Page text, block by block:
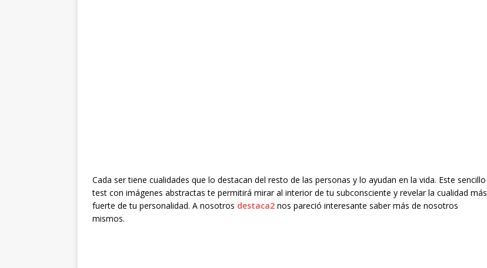
Cada ser tiene cualidades que lo destacan del resto de las personas y lo ayudan en la vida. Este sencillo
test con imágenes abstractas te permitirá mirar al interior de tu subconsciente y revelar la cualidad más
fuerte de tu personalidad. A nosotros destaca2 nos pareció interesante saber más de nosotros
mismos.